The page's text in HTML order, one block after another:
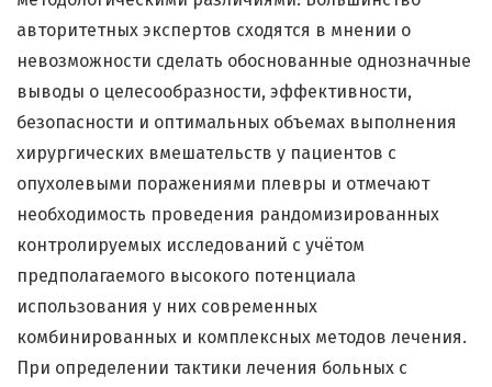
авторитетных экспертов сходятся в мнении о
невозможности сделать обоснованные однозначные
выводы о целесообразности, эффективности,
безопасности и оптимальных объемах выполнения
хирургических вмешательств у пациентов с
опухолевыми поражениями плевры и отмечают
необходимость проведения рандомизированных
контролируемых исследований с учётом
предполагаемого высокого потенциала
использования у них современных
комбинированных и комплексных методов лечения.
При определении тактики лечения больных с